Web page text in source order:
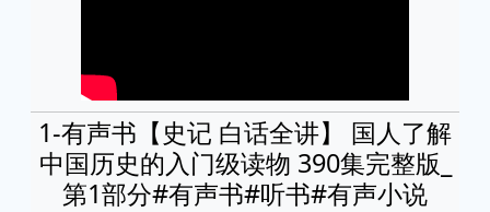
1-有声书【史记 白话全讲】 国人了解
中国历史的入门级读物 390集完整版_
第1部分#有声书#听书#有声小说